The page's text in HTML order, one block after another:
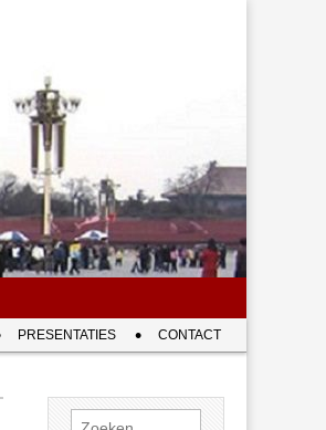
PRESENTATIES CONTACT
Zoeken